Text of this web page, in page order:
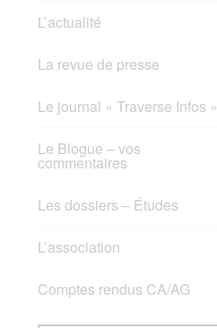
L’actualité
La revue de presse
Le journal « Traverse Infos »
Le Blogue – vos
commentaires
Les dossiers – Études
L’association
Comptes rendus CA/AG